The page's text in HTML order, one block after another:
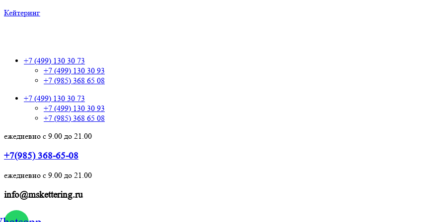
Кейтеринг
+7 (499) 130 30 73
+7 (499) 130 30 93
+7 (985) 368 65 08
+7 (499) 130 30 73
+7 (499) 130 30 93
+7 (985) 368 65 08
ежедневно с 9.00 до 21.00
+7(985) 368-65-08
ежедневно с 9.00 до 21.00
info@mskettering.ru